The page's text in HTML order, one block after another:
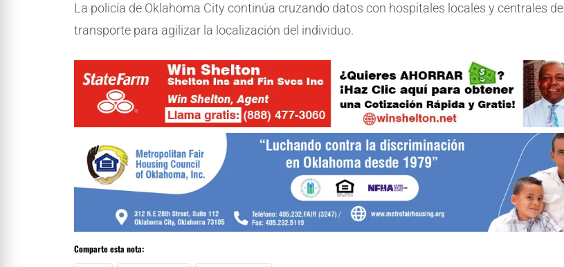
La policía de Oklahoma City continúa cruzando datos con hospitales locales y centrales de
transporte para agilizar la localización del individuo.
Comparte esta nota: